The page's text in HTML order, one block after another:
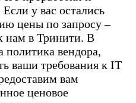
у вас остались
цены по запросу –
нам в Тринити. В
политика вендора,
ваши требования к IT
вам
ценовое